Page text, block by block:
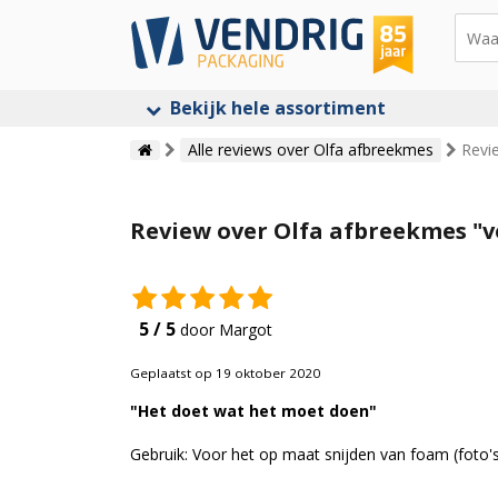
Bekijk hele assortiment
Alle reviews over Olfa afbreekmes
Review over Olfa afbreekmes
5 / 5 door Margot
Geplaatst op 19 oktober 2020
"Het doet wat het moet doen"
Gebruik: Voor het op maat snijden van foam